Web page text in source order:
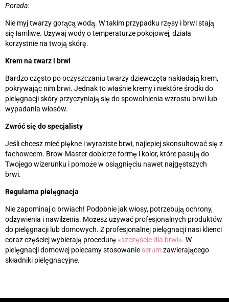
Porada:
Nie myj twarzy gorącą wodą. W takim przypadku rzęsy i brwi stają
się łamliwe. Używaj wody o temperaturze pokojowej, działa
korzystnie na twoją skórę.
Krem na twarz i brwi
Bardzo często po oczyszczaniu twarzy dziewczęta nakładają krem,
pokrywając nim brwi. Jednak to właśnie kremy i niektóre środki do
pielęgnacji skóry przyczyniają się do spowolnienia wzrostu brwi lub
wypadania włosów.
Zwróć się do specjalisty
Jeśli chcesz mieć piękne i wyraziste brwi, najlepiej skonsultować się z
fachowcem. Brow-Master dobierze formę i kolor, które pasują do
Twojego wizerunku i pomoże w osiągnięciu nawet najgęstszych
brwi.
Regularna pielęgnacja
Nie zapominaj o brwiach! Podobnie jak włosy, potrzebują ochrony,
odżywienia i nawilżenia. Możesz używać profesjonalnych produktów
do pielęgnacji lub domowych. Z profesjonalnej pielęgnacji nasi klienci
coraz częściej wybierają procedurę«‎szczęście dla brwi»‎. W
pielęgnacji domowej polecamy stosowanie serumzawierającego
składniki pielęgnacyjne.